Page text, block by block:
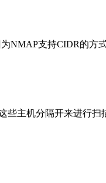
NMAP支持CIDR的方
些主机分隔开来进行扫